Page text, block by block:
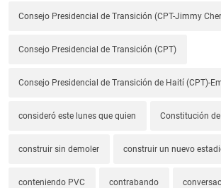
Consejo Presidencial de Transición (CPT-Jimmy
Consejo Presidencial de Transición (CPT)
Consejo Presidencial de Transición de Haití (CPT)-
consideró este lunes que quien Constitución
construir sin demoler construir un nuevo
conteniendo PVC contrabando